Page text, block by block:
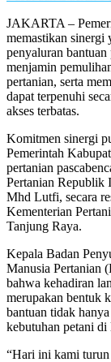
JAKARTA –
memastikan sinergi
penyaluran
menjamin
pertanian, serta
dapat terpenuhi
akses terbatas.
Komitmen sinergi
Pemerintah
pertanian
Pertanian Republik
Mhd Lutfi, secara
Kementerian
Tanjung Raya.
Kepala Badan
Manusia Pertanian
bahwa kehadiran
merupakan bentuk
bantuan tidak
kebutuhan petani di
“Hari ini kami